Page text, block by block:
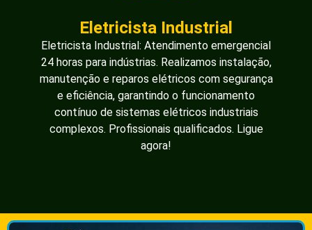
Eletricista Industrial
Eletricista Industrial: Atendimento emergencial
24 horas para indústrias. Realizamos instalação,
manutenção e reparos elétricos com segurança
e eficiência, garantindo o funcionamento
contínuo de sistemas elétricos industriais
complexos. Profissionais qualificados. Ligue
agora!